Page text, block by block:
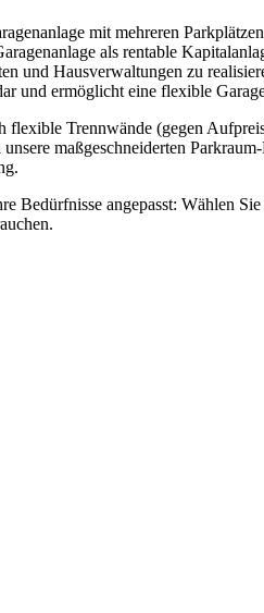
mit mehreren
als rentable
und Hausverwaltungen zu
und ermöglicht eine flexible
Trennwände (gegen
maßgeschneiderten
Bedürfnisse angepasst: Wählen